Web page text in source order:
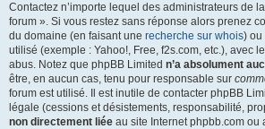
Contactez n’importe lequel des administrateurs de
forum ». Si vous restez sans réponse alors prenez
du domaine (en faisant une recherche sur whois) ou
utilisé (exemple : Yahoo!, Free, f2s.com, etc.), avec
abus. Notez que phpBB Limited n’a absolument
être, en aucun cas, tenu pour responsable sur
forum est utilisé. Il est inutile de contacter phpBB
légale (cessions et désistements, responsabilité,
non directement liée au site Internet phpbb.com ou